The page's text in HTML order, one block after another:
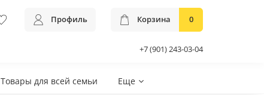
Профиль Корзина 0
+7 (901) 243-03-04
Товары для всей семьи
Еще